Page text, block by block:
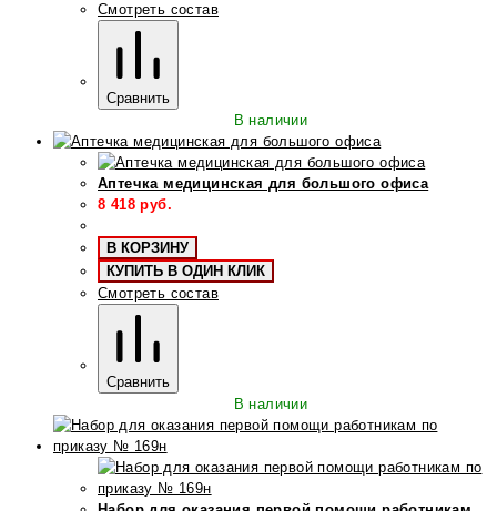
Смотреть состав
Сравнить
В наличии
Аптечка медицинская для большого офиса
8 418 руб.
В КОРЗИНУ
КУПИТЬ В ОДИН КЛИК
Смотреть состав
Сравнить
В наличии